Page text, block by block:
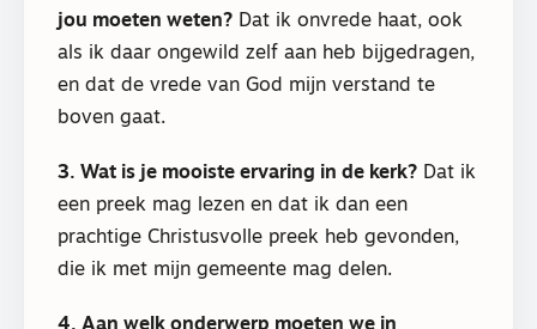
jou moeten weten? Dat ik onvrede haat, ook
als ik daar ongewild zelf aan heb bijgedragen,
en dat de vrede van God mijn verstand te
boven gaat.
3. Wat is je mooiste ervaring in de kerk? Dat ik
een preek mag lezen en dat ik dan een
prachtige Christusvolle preek heb gevonden,
die ik met mijn gemeente mag delen.